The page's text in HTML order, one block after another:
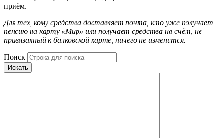
приём.
Для тех, кому средства доставляет почта, кто уже получает
пенсию на карту «Мир» или получает средства на счёт, не
привязанный к банковской карте, ничего не изменится.
Поиск
Искать